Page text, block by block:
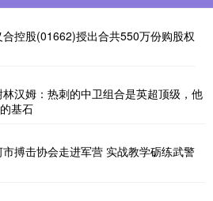
控股(01662)授出合共550万份购股权
汉姆：热刺的中卫组合是英超顶级，他
基石
搏击协会走进军营 实战教学砺练武警